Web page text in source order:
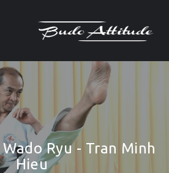
Ryu - Tran Minh
Hieu